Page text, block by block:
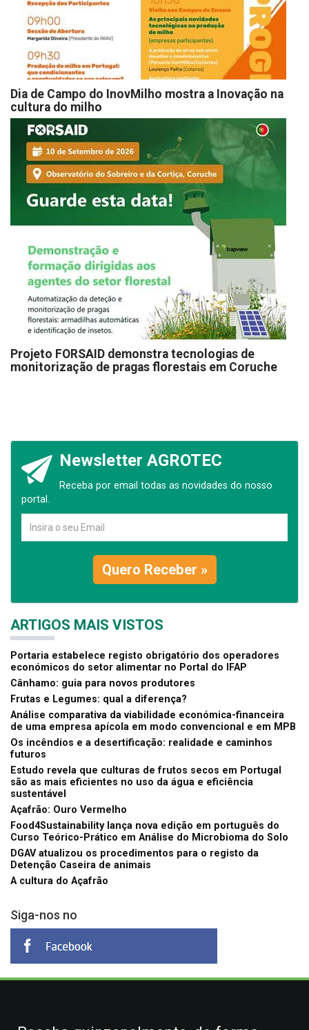
Dia de Campo do InovMilho mostra a Inovação na
cultura do milho
Projeto FORSAID demonstra tecnologias de
monitorização de pragas florestais em Coruche
Newsletter AGROTEC
Receba por email todas as novidades do nosso
portal.
Quero Receber »
ARTIGOS MAIS VISTOS
Portaria estabelece registo obrigatório dos operadores
económicos do setor alimentar no Portal do IFAP
Cânhamo: guia para novos produtores
Frutas e Legumes: qual a diferença?
Análise comparativa da viabilidade económica-financeira
de uma empresa apícola em modo convencional e em MPB
Os incêndios e a desertificação: realidade e caminhos
futuros
Estudo revela que culturas de frutos secos em Portugal
são as mais eficientes no uso da água e eficiência
sustentável
Açafrão: Ouro Vermelho
Food4Sustainability lança nova edição em português do
Curso Teórico-Prático em Análise do Microbioma do Solo
DGAV atualizou os procedimentos para o registo da
Detenção Caseira de animais
A cultura do Açafrão
Siga-nos no